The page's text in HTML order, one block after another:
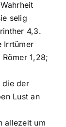
selig
4,3.
Irrtümer
1,28;
die der
Lust an
allezeit um